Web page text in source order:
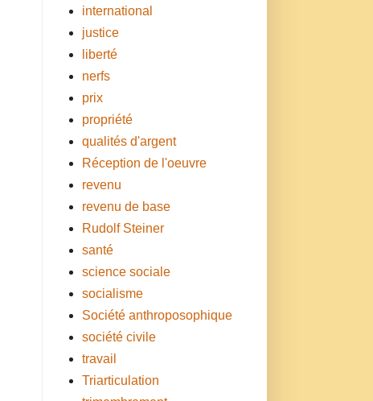
international
justice
liberté
nerfs
prix
propriété
qualités d'argent
Réception de l'oeuvre
revenu
revenu de base
Rudolf Steiner
santé
science sociale
socialisme
Société anthroposophique
société civile
travail
Triarticulation